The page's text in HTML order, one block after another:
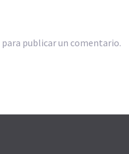
para publicar un comentario.